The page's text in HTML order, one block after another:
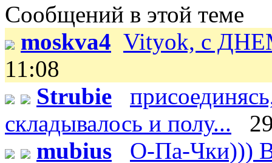
Сообщений в этой теме
moskva4 Vityok, с
11:08
Strubie
складывалось и полу...
mubius
О-Па-Чки)))